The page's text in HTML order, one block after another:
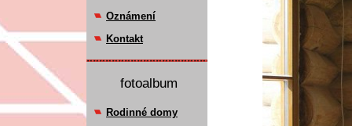
Oznámení
Kontakt
fotoalbum
Rodinné domy